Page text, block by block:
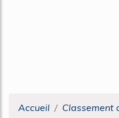
Accueil Classement